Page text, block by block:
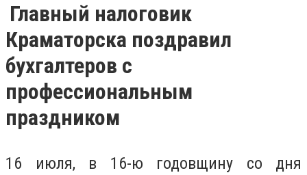
Главный налоговик
Краматорска поздравил
бухгалтеров с
профессиональным
праздником
16 июля, в 16-ю годовщину со дня